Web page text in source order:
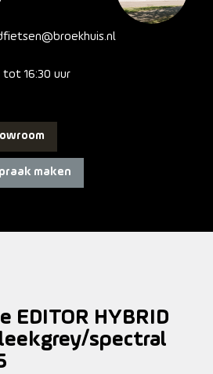
natuurlijk zijn ook de 400 Wh accu
in het frame
voor een voor- en
zitten al op het frame. Een
niet weten wat.
tot 16:30 uur
maken
EDITOR HYBRID
spectral